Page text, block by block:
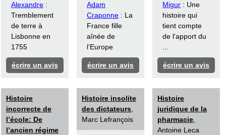
Alexandre :
Tremblement
de terre à
Lisbonne en
1755
écrire un avis
Adam
Craponne : La
France fille
aînée de
l’Europe
écrire un avis
Migur : Une
histoire qui
tient compte
de l'apport du
écrire un avis
Histoire
incorrecte de
l’école: De
l’ancien régime
Histoire insolite
des dictateurs
Marc Lefrançois
Histoire
juridique de la
pharmacie
Antoine Leca